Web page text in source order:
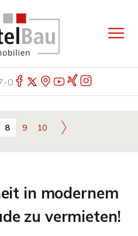
0
8 9 10
in modernem
zu vermieten!